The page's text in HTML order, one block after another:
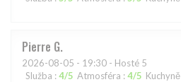
Pierre G
2026-08-05 - 19:30 - Hosté 5
Služba : 4/5 Atmosféra : 4/5 Kuchyně